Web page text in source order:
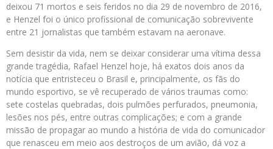
deixou 71 mortos e seis feridos no dia 29 de novembro de 2016,
e Henzel foi o único profissional de comunicação sobrevivente
entre 21 jornalistas que também estavam na aeronave.
Sem desistir da vida, nem se deixar considerar uma vítima dessa
grande tragédia, Rafael Henzel hoje, há exatos dois anos da
notícia que entristeceu o Brasil e, principalmente, os fãs do
mundo esportivo, se vê recuperado de vários traumas como:
sete costelas quebradas, dois pulmões perfurados, pneumonia,
lesões nos pés, entre outras complicações; e com a grande
missão de propagar ao mundo a história de vida do comunicador
que renasceu em meio aos destroços de um avião, dá voz a